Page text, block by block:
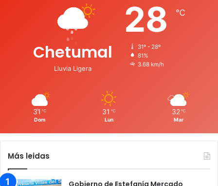
Chetumal
Lluvia Ligera
28 ℃
31º - 28º
81%
3.68 km/h
31 ℃
Dom
31 ℃
Lun
32 ℃
Mar
Más leidas
Gobierno de Estefanía Mercado